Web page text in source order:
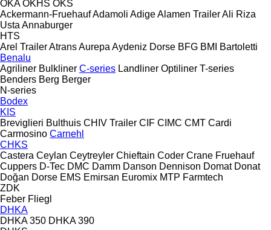
OKA OKHS OKS
Ackermann-FruehaufAdamoli AdigeAlamen TrailerAli Riza
Usta Annaburger
HTS
Arel TrailerAtransAurepa Aydeniz Dorse BFG BMI
Bartoletti
Benalu
Agriliner Bulkliner C-series Landliner Optiliner T-series
Benders Berg Berger
N-series
Bodex
KIS
Breviglieri Bulthuis CHIV Trailer CIF CIMC CMT Cardi
Carmosino Carnehl
CHKS
Castera Ceylan Ceytreyler Chieftain Coder Crane Fruehauf
Cuppers D-Tec DMC Damm Danson Dennison Domat Donat
Doğan Dorse EMS Emirsan Euromix MTP Farmtech
ZDK
Feber Fliegl
DHKA
DHKA 350 DHKA 390